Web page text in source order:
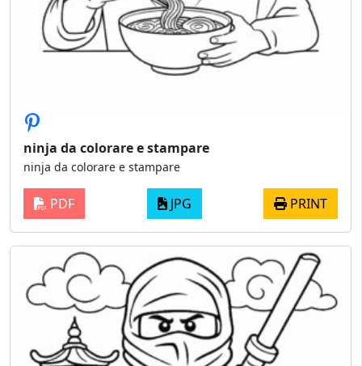
ninja da colorare e stampare
ninja da colorare e stampare
PDF JPG PRINT